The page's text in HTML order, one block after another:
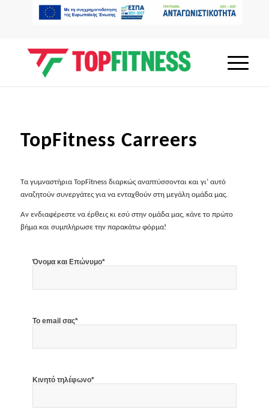
TopFitness Carreers
Τα γυμναστήρια TopFitness διαρκώς αναπτύσσονται και γι’ αυτό
αναζητούν συνεργάτες για να ενταχθούν στη μεγάλη ομάδα μας.
Αν ενδιαφέρεστε να έρθεις κι εσύ στην ομάδα μας, κάνε το πρώτο
βήμα και συμπλήρωσε την παρακάτω φόρμα!
Όνομα και Επώνυμο*
Το email σας*
Κινητό τηλέφωνο*